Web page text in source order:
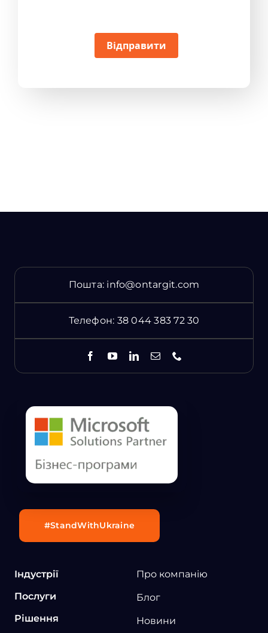
Відправити
Пошта: info@ontargit.com
Телефон: 38 044 383 72 30
Індустрії
Послуги
Рішення
Про компанію
Блог
Новини
#StandWithUkraine